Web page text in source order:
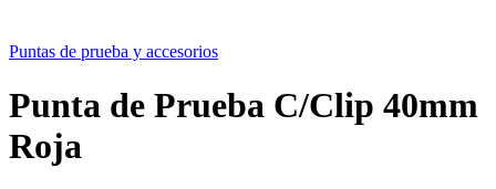
Puntas de prueba y accesorios
Punta de Prueba C/Clip 40mm
Roja